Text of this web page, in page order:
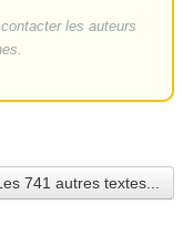
les auteurs
741 autres textes...